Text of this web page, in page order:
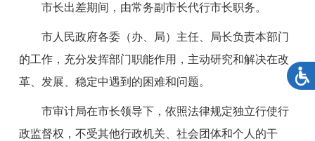
市长出差期间，由常务副市长代行市长职务。
市人民政府各委（办、局）主任、局长负责本部门
的工作，充分发挥部门职能作用，主动研究和解决在改
革、发展、稳定中遇到的困难和问题。
市审计局在市长领导下，依照法律规定独立行使行
政监督权，不受其他行政机关、社会团体和个人的干